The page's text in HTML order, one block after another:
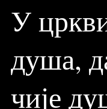
У
душа,
чије